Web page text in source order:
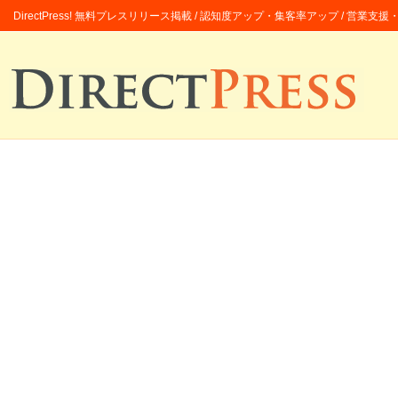
DirectPress! 無料プレスリリース掲載 / 認知度アップ・集客率アップ / 営業支援